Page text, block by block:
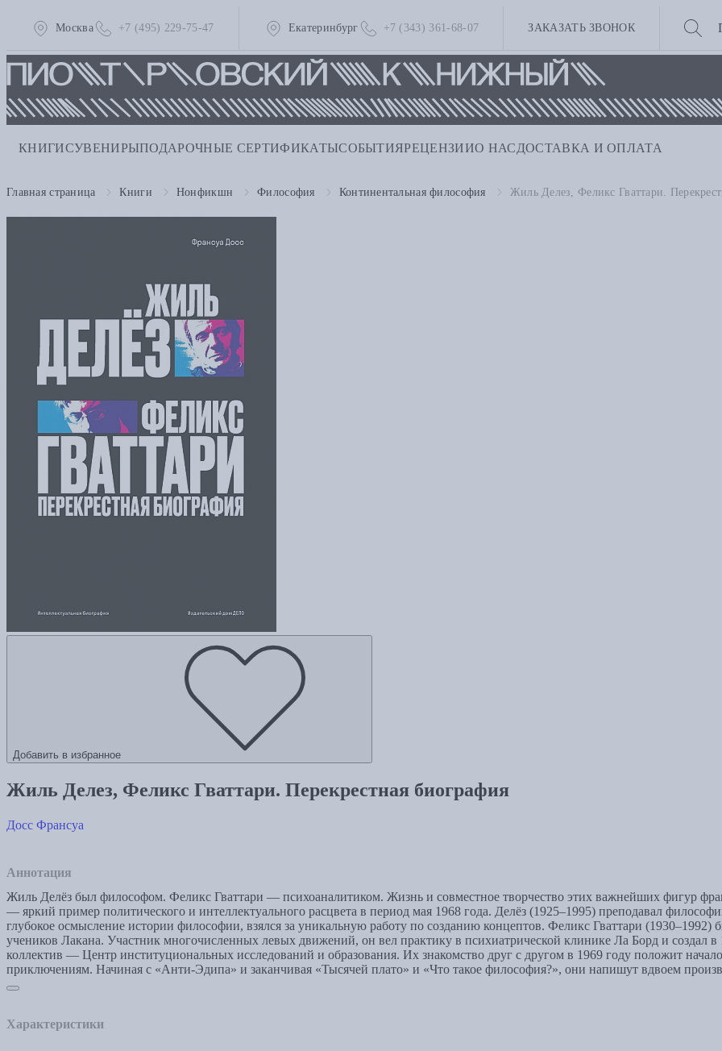
Москва +7 (495) 229-75-47 Екатеринбург +7 (343) 361-68-07 ЗАКАЗАТЬ ЗВОНОК
КНИГИСУВЕНИРЫПОДАРОЧНЫЕ СЕРТИФИКАТЫСОБЫТИЯРЕЦЕНЗИИО НАС ДОСТАВКА И ОПЛАТА
Главная страница Книги Нонфикшн Философия Континентальная философия Жиль Делез, Феликс Гваттари.
Добавить в избранное
Жиль Делез, Феликс Гваттари. Перекрестная биография
Досс Франсуа
Аннотация
Жиль Делёз был философом. Феликс Гваттари — психоаналитиком. Жизнь и совместное творчество этих важнейших фигур
— яркий пример политического и интеллектуального расцвета в период мая 1968 года. Делёз (1925–1995) преподавал
глубокое осмысление истории философии, взялся за уникальную работу по созданию концептов. Феликс Гваттари
учеников Лакана. Участник многочисленных левых движений, он вел практику в психиатрической клинике Ла Борд и создал в
коллектив — Центр институциональных исследований и образования. Их знакомство друг с другом в 1969 году положит
приключениям. Начиная с «Анти-Эдипа» и заканчивая «Тысячей плато» и «Что такое философия?», они напишут вдвоем
Характеристики